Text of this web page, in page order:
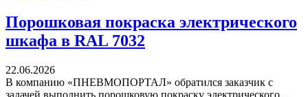
Порошковая покраска электрического
шкафа в RAL 7032
22.06.2026
В компанию «ПНЕВМОПОРТАЛ» обратился заказчик с
задачей выполнить порошковую покраску электрического...